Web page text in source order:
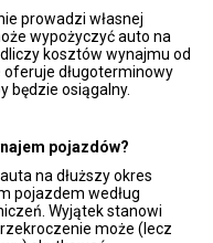
prowadzi własnej
wypożyczyć auto na
kosztów wynajmu od
długoterminowy
będzie osiągalny.
pojazdów?
na dłuższy okres
pojazdem według
Wyjątek stanowi
może (lecz